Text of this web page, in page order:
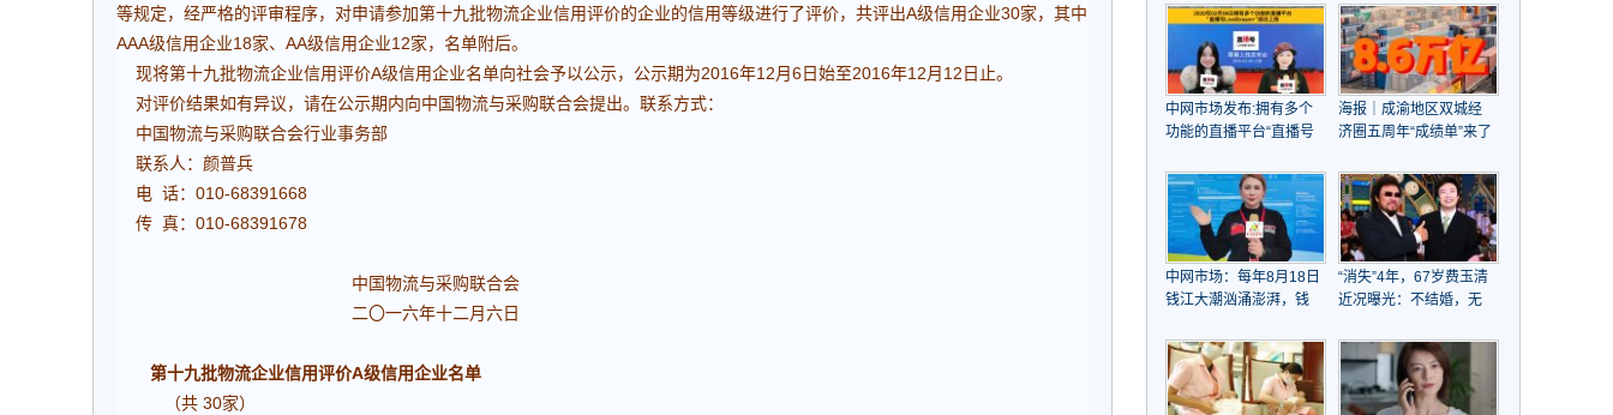
等规定，经严格的评审程序，对申请参加第十九批物流企业信用评价的企业的信用等级进行了评价，共评出A级信用企业30家，其中
AAA级信用企业18家、AA级信用企业12家，名单附后。
现将第十九批物流企业信用评价A级信用企业名单向社会予以公示，公示期为2016年12月6日始至2016年12月12日止。
对评价结果如有异议，请在公示期内向中国物流与采购联合会提出。联系方式：
中国物流与采购联合会行业事务部
联系人：颜普兵
电 话：010-68391668
传 真：010-68391678
中国物流与采购联合会
二〇一六年十二月六日
第十九批物流企业信用评价A级信用企业名单
（共 30家）
中网市场发布:拥有多个
功能的直播平台“直播号
02月08日成功上线
海报｜成渝地区双城经
济圈五周年“成绩单”来了
中网市场：每年8月18日
钱江大潮汹涌澎湃，钱
COTV全球直播
“消失”4年，67岁费玉清
近况曝光：不结婚，无
债，资产超20亿，一条
皮带用15年不舍换